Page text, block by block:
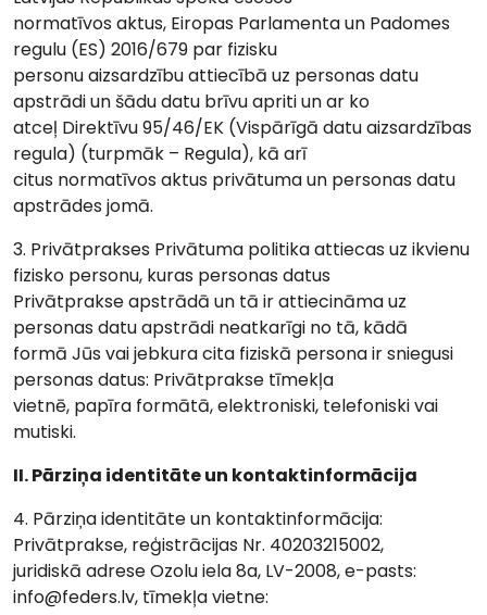
normatīvos aktus, Eiropas Parlamenta un Padomes
regulu (ES) 2016/679 par fizisku
personu aizsardzību attiecībā uz personas datu
apstrādi un šādu datu brīvu apriti un ar ko
atceļ Direktīvu 95/46/EK (Vispārīgā datu aizsardzības
regula) (turpmāk – Regula), kā arī
citus normatīvos aktus privātuma un personas datu
apstrādes jomā.
3. Privātprakses Privātuma politika attiecas uz ikvienu
fizisko personu, kuras personas datus
Privātprakse apstrādā un tā ir attiecināma uz
personas datu apstrādi neatkarīgi no tā, kādā
formā Jūs vai jebkura cita fiziskā persona ir sniegusi
personas datus: Privātprakse tīmekļa
vietnē, papīra formātā, elektroniski, telefoniski vai
mutiski.
II. Pārziņa identitāte un kontaktinformācija
4. Pārziņa identitāte un kontaktinformācija:
Privātprakse, reģistrācijas Nr. 40203215002,
juridiskā adrese Ozolu iela 8a, LV-2008, e-pasts:
info@feders.lv, tīmekļa vietne: